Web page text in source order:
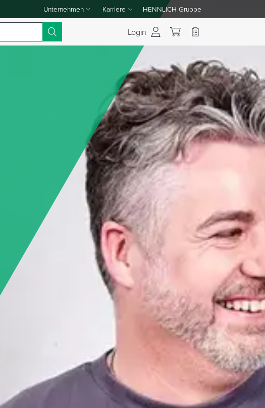
Unternehmen
Dropdown-Menü Unternehmen umschalten
Karriere
Dropdown-Menü Karriere umschalten
HENNLICH Gruppe
Login